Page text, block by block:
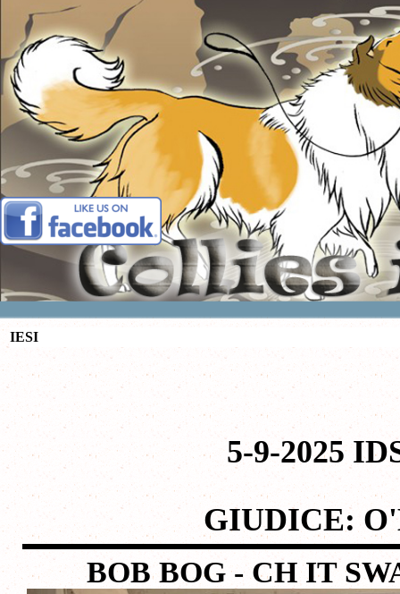
Vai ai contenuti
IESI
5-9-2025
GIUDICE:
BOB BOG - CH IT